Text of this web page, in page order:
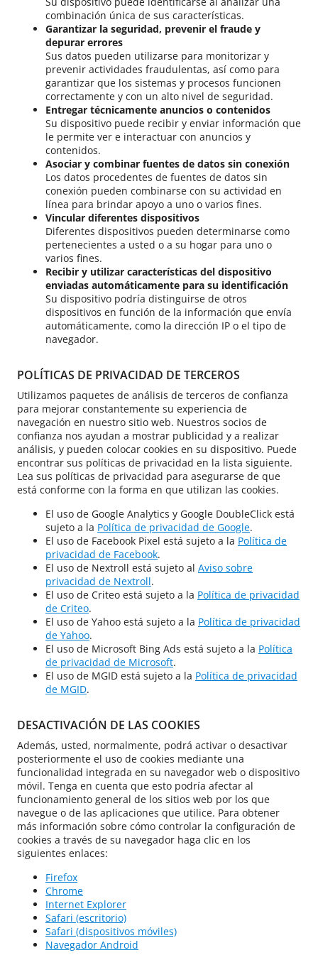
combinación única de sus características.
Garantizar la seguridad, prevenir el fraude y
depurar errores
Sus datos pueden utilizarse para monitorizar y
prevenir actividades fraudulentas, así como para
garantizar que los sistemas y procesos funcionen
correctamente y con un alto nivel de seguridad.
Entregar técnicamente anuncios o contenidos
Su dispositivo puede recibir y enviar información que
le permite ver e interactuar con anuncios y
contenidos.
Asociar y combinar fuentes de datos sin conexión
Los datos procedentes de fuentes de datos sin
conexión pueden combinarse con su actividad en
línea para brindar apoyo a uno o varios fines.
Vincular diferentes dispositivos
Diferentes dispositivos pueden determinarse como
pertenecientes a usted o a su hogar para uno o
varios fines.
Recibir y utilizar características del dispositivo
enviadas automáticamente para su identificación
Su dispositivo podría distinguirse de otros
dispositivos en función de la información que envía
automáticamente, como la dirección IP o el tipo de
navegador.
POLÍTICAS DE PRIVACIDAD DE TERCEROS
Utilizamos paquetes de análisis de terceros de confianza
para mejorar constantemente su experiencia de
navegación en nuestro sitio web. Nuestros socios de
confianza nos ayudan a mostrar publicidad y a realizar
análisis, y pueden colocar cookies en su dispositivo. Puede
encontrar sus políticas de privacidad en la lista siguiente.
Lea sus políticas de privacidad para asegurarse de que
está conforme con la forma en que utilizan las cookies.
El uso de Google Analytics y Google DoubleClick está
sujeto a la Política de privacidad de Google.
El uso de Facebook Pixel está sujeto a la Política de
privacidad de Facebook.
El uso de Nextroll está sujeto al Aviso sobre
privacidad de Nextroll.
El uso de Criteo está sujeto a la Política de privacidad
de Criteo.
El uso de Yahoo está sujeto a la Política de privacidad
de Yahoo.
El uso de Microsoft Bing Ads está sujeto a la Política
de privacidad de Microsoft.
El uso de MGID está sujeto a la Política de privacidad
de MGID.
DESACTIVACIÓN DE LAS COOKIES
Además, usted, normalmente, podrá activar o desactivar
posteriormente el uso de cookies mediante una
funcionalidad integrada en su navegador web o dispositivo
móvil. Tenga en cuenta que esto podría afectar al
funcionamiento general de los sitios web por los que
navegue o de las aplicaciones que utilice. Para obtener
más información sobre cómo controlar la configuración de
cookies a través de su navegador haga clic en los
siguientes enlaces:
Firefox
Chrome
Internet Explorer
Safari (escritorio)
Safari (dispositivos móviles)
Navegador Android